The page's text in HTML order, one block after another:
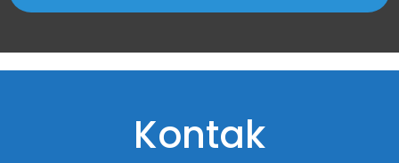
Kontak